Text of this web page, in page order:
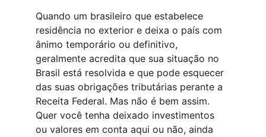
Quando um brasileiro que estabelece
residência no exterior e deixa o país com
ânimo temporário ou definitivo,
geralmente acredita que sua situação no
Brasil está resolvida e que pode esquecer
das suas obrigações tributárias perante a
Receita Federal. Mas não é bem assim.
Quer você tenha deixado investimentos
ou valores em conta aqui ou não, ainda